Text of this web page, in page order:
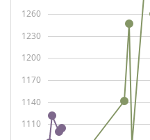
1110
1140
1170
1200
1230
1260